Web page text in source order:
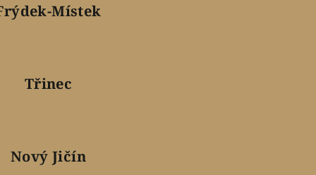
Místek
Třinec
Nový Jičín